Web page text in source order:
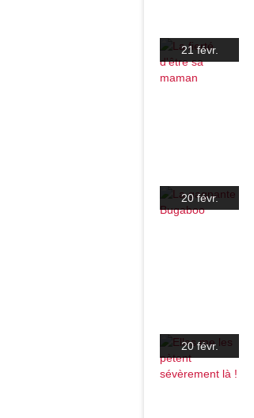
21 févr.
20 févr.
20 févr.